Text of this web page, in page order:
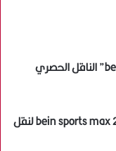
تنقل المباراة عبر مجموعة قنوات “bein sports” الناقل الحصري
و التي خصصت قناتي bein sports max 1 و bein sports max 2 لنقل